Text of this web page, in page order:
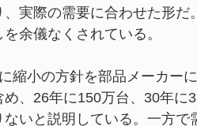
、実際の需要に合わせた形
余儀なくされている。
縮小の方針を部品メーカー
め、26年に150万台、30年
ないと説明している。一方